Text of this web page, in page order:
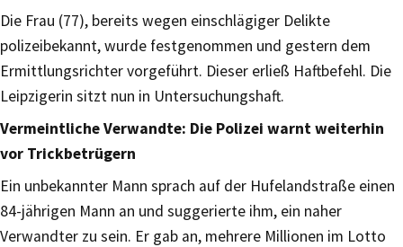
Die Frau (77), bereits wegen einschlägiger Delikte
polizeibekannt, wurde festgenommen und gestern dem
Ermittlungsrichter vorgeführt. Dieser erließ Haftbefehl. Die
Leipzigerin sitzt nun in Untersuchungshaft.
Vermeintliche Verwandte: Die Polizei warnt weiterhin
vor Trickbetrügern
Ein unbekannter Mann sprach auf der Hufelandstraße einen
84-jährigen Mann an und suggerierte ihm, ein naher
Verwandter zu sein. Er gab an, mehrere Millionen im Lotto